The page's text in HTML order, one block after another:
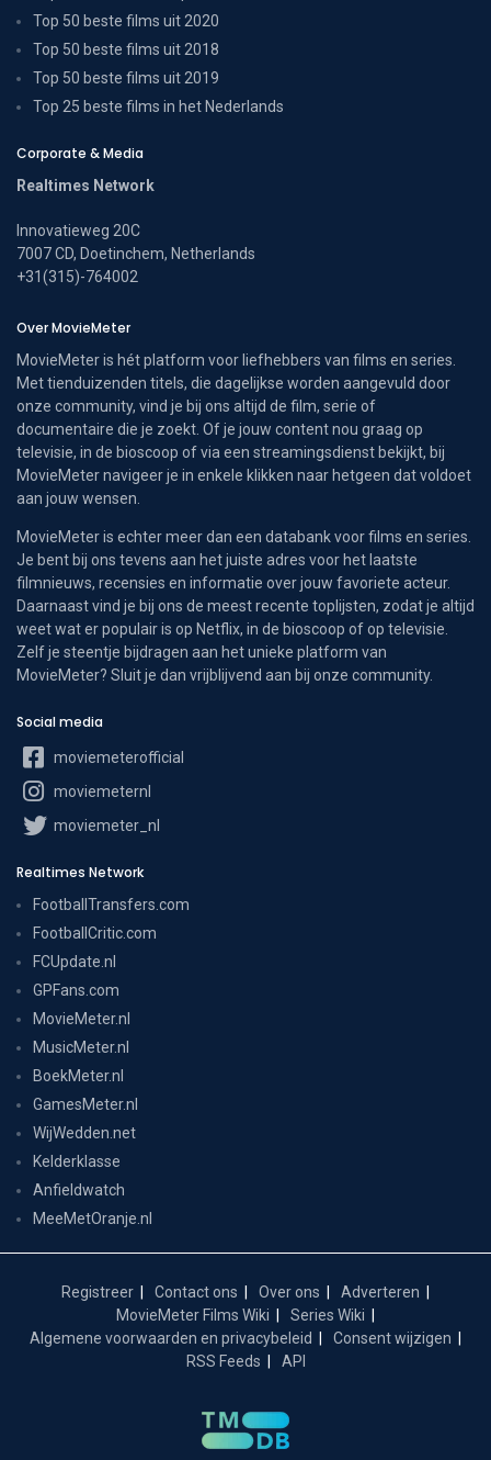
Top 50 beste films uit 2020
Top 50 beste films uit 2018
Top 50 beste films uit 2019
Top 25 beste films in het Nederlands
Corporate & Media
Realtimes Network
Innovatieweg 20C
7007 CD, Doetinchem, Netherlands
+31(315)-764002
Over MovieMeter
MovieMeter is hét platform voor liefhebbers van films en series.
Met tienduizenden titels, die dagelijkse worden aangevuld door
onze community, vind je bij ons altijd de film, serie of
documentaire die je zoekt. Of je jouw content nou graag op
televisie, in de bioscoop of via een streamingsdienst bekijkt, bij
MovieMeter navigeer je in enkele klikken naar hetgeen dat voldoet
aan jouw wensen.
MovieMeter is echter meer dan een databank voor films en series.
Je bent bij ons tevens aan het juiste adres voor het laatste
filmnieuws, recensies en informatie over jouw favoriete acteur.
Daarnaast vind je bij ons de meest recente toplijsten, zodat je altijd
weet wat er populair is op Netflix, in de bioscoop of op televisie.
Zelf je steentje bijdragen aan het unieke platform van
MovieMeter? Sluit je dan vrijblijvend aan bij onze community.
Social media
moviemeterofficial
moviemeternl
moviemeter_nl
Realtimes Network
FootballTransfers.com
FootballCritic.com
FCUpdate.nl
GPFans.com
MovieMeter.nl
MusicMeter.nl
BoekMeter.nl
GamesMeter.nl
WijWedden.net
Kelderklasse
Anfieldwatch
MeeMetOranje.nl
Registreer Contact ons Over ons
Adverteren
MovieMeter Films Wiki
Series Wiki
Algemene voorwaarden en privacybeleid
Consent wijzigen
RSS Feeds
API